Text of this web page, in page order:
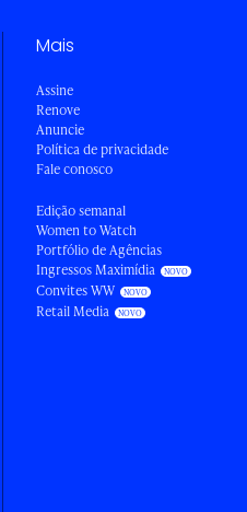
Mais
Assine
Renove
Anuncie
Política de privacidade
Fale conosco
Edição semanal
Women to Watch
Portfólio de Agências
Ingressos Maximídia
Convites WW
Retail Media